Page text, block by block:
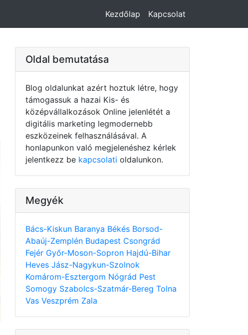
Kezdőlap Kapcsolat
Oldal bemutatása
Blog oldalunkat azért hoztuk létre, hogy
támogassuk a hazai Kis- és
középvállalkozások Online jelenlétét a
digitális marketing legmodernebb
eszközeinek felhasználásával. A
honlapunkon való megjelenéshez kérlek
jelentkezz be kapcsolati oldalunkon.
Megyék
Bács-Kiskun Baranya Békés Borsod-
Abaúj-Zemplén Budapest Csongrád
Fejér Győr-Moson-Sopron Hajdú-Bihar
Heves Jász-Nagykun-Szolnok
Komárom-Esztergom Nógrád Pest
Somogy Szabolcs-Szatmár-Bereg Tolna
Vas Veszprém Zala